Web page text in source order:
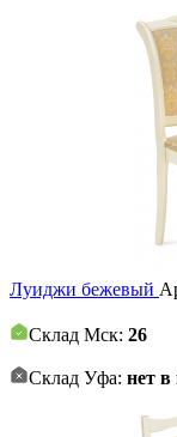
Луиджи бежевый
Склад Мск: 26
Склад Уфа: нет в